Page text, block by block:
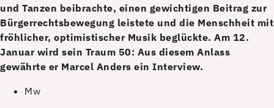
und Tanzen beibrachte, einen gewichtigen Beitrag zur
Bürgerrechtsbewegung leistete und die Menschheit mit
fröhlicher, optimistischer Musik beglückte. Am 12.
Januar wird sein Traum 50: Aus diesem Anlass
gewährte er Marcel Anders ein Interview.
Mw